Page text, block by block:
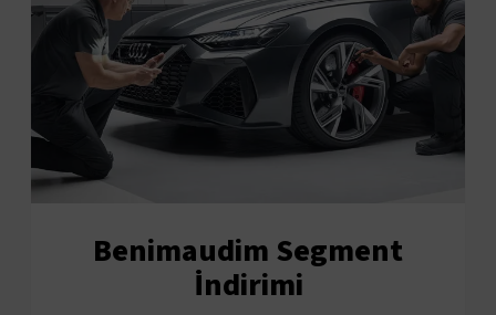
Benimaudim Segment
İndirimi